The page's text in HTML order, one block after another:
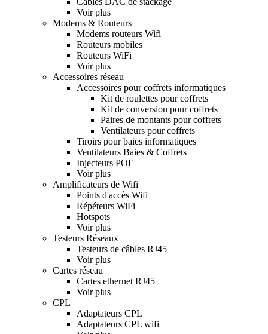
Voir plus
Modems & Routeurs
Modems routeurs Wifi
Routeurs mobiles
Routeurs WiFi
Voir plus
Accessoires réseau
Accessoires pour coffrets informatiques
Kit de roulettes pour coffrets
Kit de conversion pour coffrets
Paires de montants pour coffrets
Ventilateurs pour coffrets
Tiroirs pour baies informatiques
Ventilateurs Baies & Coffrets
Injecteurs POE
Voir plus
Amplificateurs de Wifi
Points d'accès Wifi
Répéteurs WiFi
Hotspots
Voir plus
Testeurs Réseaux
Testeurs de câbles RJ45
Voir plus
Cartes réseau
Cartes ethernet RJ45
Voir plus
CPL
Adaptateurs CPL
Adaptateurs CPL wifi